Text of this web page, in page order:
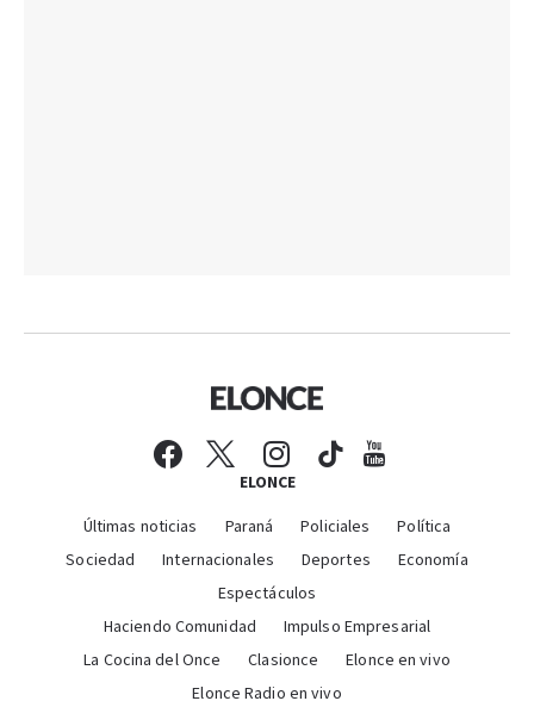
ELONCE
Últimas noticias Paraná Policiales
Política
Sociedad
Internacionales Deportes
Economía
Espectáculos
Haciendo Comunidad
Impulso Empresarial
La Cocina del Once
Clasionce
Elonce en vivo
Elonce Radio en vivo